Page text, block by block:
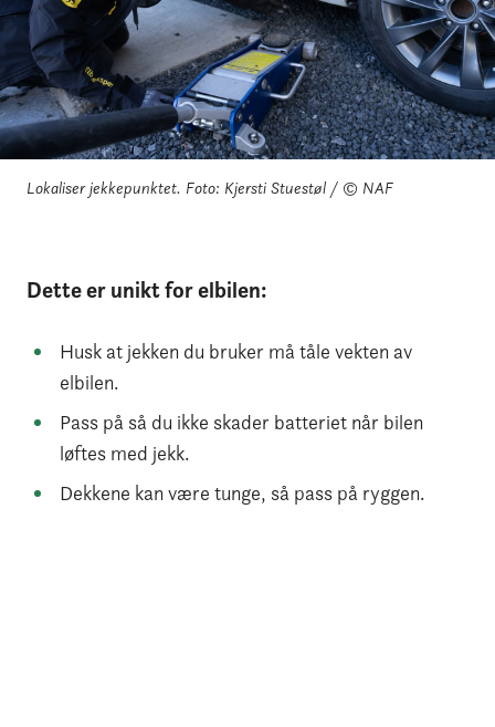
Lokaliser jekkepunktet. Foto: Kjersti Stuestøl / © NAF
Dette er unikt for elbilen:
Husk at jekken du bruker må tåle vekten av
elbilen.
Pass på så du ikke skader batteriet når bilen
løftes med jekk.
Dekkene kan være tunge, så pass på ryggen.